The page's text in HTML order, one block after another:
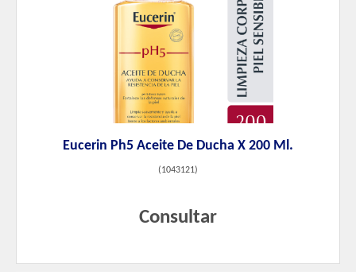
Eucerin Ph5 Aceite De Ducha X 200 Ml.
(1043121)
Consultar